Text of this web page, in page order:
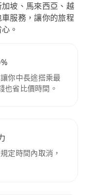
坡、馬來西亞、越
服務，讓你的旅程
。
你中長途搭乘最
也省比價時間。
定時間內取消，